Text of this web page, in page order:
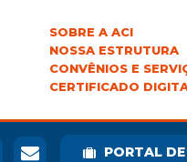
SOBRE A ACI
NOSSA ESTRUTURA
CONVÊNIOS E
CERTIFICADO
PORTAL